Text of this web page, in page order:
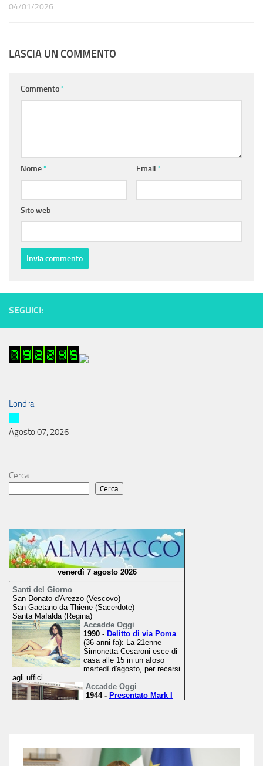
04/01/2026
LASCIA UN COMMENTO
Commento*
Nome* Email *
Sito web
SEGUICI:
Londra
Agosto 07, 2026
Cerca
Cerca